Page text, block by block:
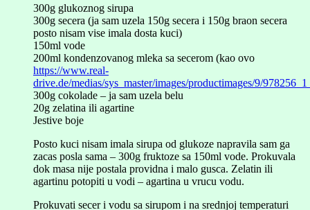
300g glukoznog sirupa
300g secera (ja sam uzela 150g secera i 150g braon secera
posto nisam vise imala dosta kuci)
150ml vode
200ml kondenzovanog mleka sa secerom (kao ovo
https://www.real-
drive.de/medias/sys_master/images/productimages/9/
300g cokolade – ja sam uzela belu
20g zelatina ili agartine
Jestive boje
Posto kuci nisam imala sirupa od glukoze napravila sam ga
zacas posla sama – 300g fruktoze sa 150ml vode. Prokuvala
dok masa nije postala providna i malo gusca. Zelatin ili
agartinu potopiti u vodi – agartina u vrucu vodu.
Prokuvati secer i vodu sa sirupom i na srednjoj temperaturi